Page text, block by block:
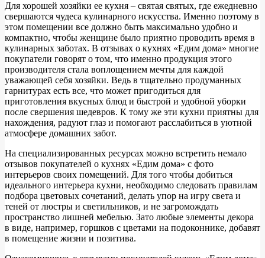
Для хорошей хозяйки ее кухня – святая святых, где ежедневно
свершаются чудеса кулинарного искусства. Именно поэтому в
этом помещении все должно быть максимально удобно и
компактно, чтобы женщине было приятно проводить время в
кулинарных заботах. В отзывах о кухнях «Едим дома» многие
покупатели говорят о том, что именно продукция этого
производителя стала воплощением мечты для каждой
уважающей себя хозяйки. Ведь в тщательно продуманных
гарнитурах есть все, что может пригодиться для
приготовления вкусных блюд и быстрой и удобной уборки
после свершения шедевров. К тому же эти кухни приятны для
нахождения, радуют глаз и помогают расслабиться в уютной
атмосфере домашних забот.
На специализированных ресурсах можно встретить немало
отзывов покупателей о кухнях «Едим дома» с фото
интерьеров своих помещений. Для того чтобы добиться
идеального интерьера кухни, необходимо следовать правилам
подбора цветовых сочетаний, делать упор на игру света и
теней от люстры и светильников, и не загромождать
пространство лишней мебелью. Зато любые элементы декора
в виде, например, горшков с цветами на подоконнике, добавят
в помещение жизни и позитива.